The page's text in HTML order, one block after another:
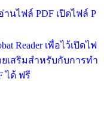
านไฟล์ PDF เปิดไฟล์ P
Reader เพื่อไว้เปิดไฟ
ยเสริมสำหรับกับการทำ
ได้ ฟรี